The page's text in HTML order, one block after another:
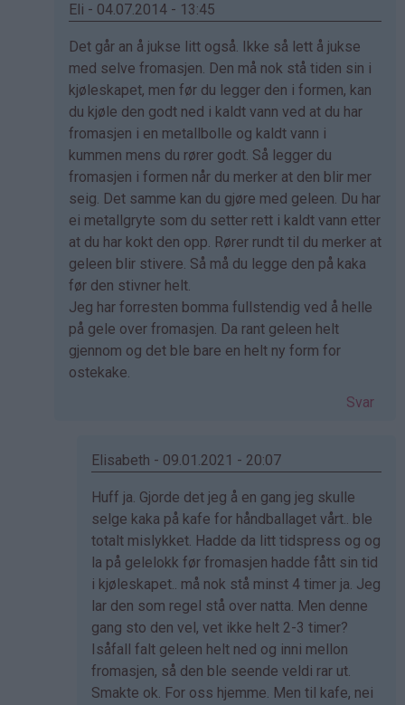
Eli - 04.07.2014 - 13:45
Som
svar
på
av
Kristine
-
Det…
Det går an å jukse litt også. Ikke så lett å jukse
med selve fromasjen. Den må nok stå tiden sin i
kjøleskapet, men før du legger den i formen, kan
du kjøle den godt ned i kaldt vann ved at du har
fromasjen i en metallbolle og kaldt vann i
kummen mens du rører godt. Så legger du
fromasjen i formen når du merker at den blir mer
seig. Det samme kan du gjøre med geleen. Du har
ei metallgryte som du setter rett i kaldt vann etter
at du har kokt den opp. Rører rundt til du merker at
geleen blir stivere. Så må du legge den på kaka
før den stivner helt.
Jeg har forresten bomma fullstendig ved å helle
på gele over fromasjen. Da rant geleen helt
gjennom og det ble bare en helt ny form for
ostekake.
Svar
Elisabeth - 09.01.2021 - 20:07
Som
svar
på
av
Eli
(ikke
bekreftet)
Huff ja. Gjorde det jeg å en gang jeg skulle
selge kaka på kafe for håndballaget vårt.. ble
totalt mislykket. Hadde da litt tidspress og og
la på gelelokk før fromasjen hadde fått sin tid
i kjøleskapet.. må nok stå minst 4 timer ja. Jeg
lar den som regel stå over natta. Men denne
gang sto den vel, vet ikke helt 2-3 timer?
Isåfall falt geleen helt ned og inni mellon
fromasjen, så den ble seende veldi rar ut.
Smakte ok. For oss hjemme. Men til kafe, nei